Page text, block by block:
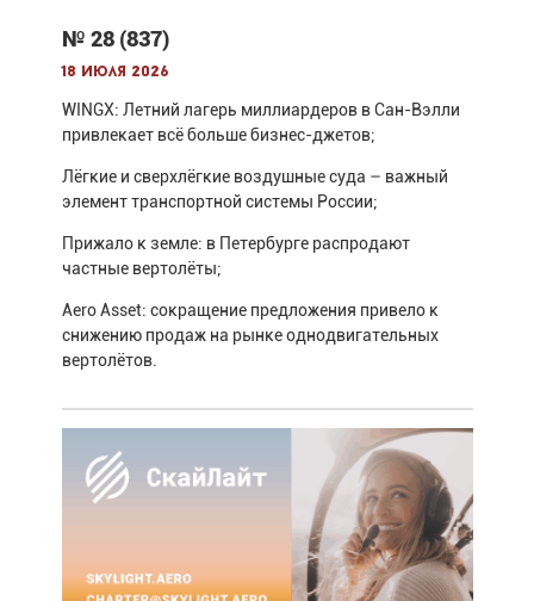
№ 28 (837)
18 июля 2026
WINGX: Летний лагерь миллиардеров в Сан-Вэлли
привлекает всё больше бизнес-джетов;
Лёгкие и сверхлёгкие воздушные суда – важный
элемент транспортной системы России;
Прижало к земле: в Петербурге распродают
частные вертолёты;
Aero Asset: сокращение предложения привело к
снижению продаж на рынке однодвигательных
вертолётов.